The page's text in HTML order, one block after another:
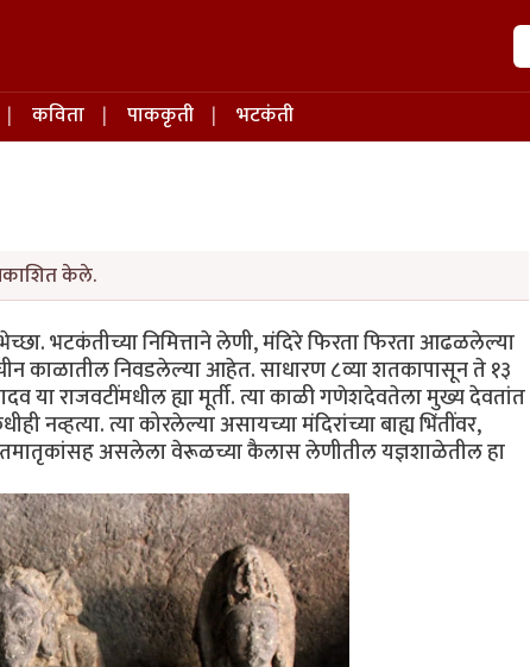
शोध
कविता पाककृती
भटकंती
केले.
भटकंतीच्या निमित्ताने लेणी, मंदिरे फिरता फिरता आढळलेल्या
काळातील निवडलेल्या आहेत. साधारण ८व्या शतकापासून ते १३
या राजवटींमधील ह्या मूर्ती. त्या काळी गणेशदेवतेला मुख्य देवतांत
नव्हत्या. त्या कोरलेल्या असायच्या मंदिरांच्या बाह्य भिंतींवर,
असलेला वेरूळच्या कैलास लेणीतील यज्ञशाळेतील हा